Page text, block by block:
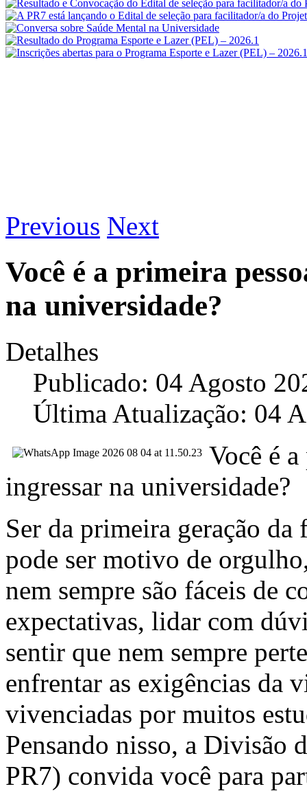
Previous Next
Você é a primeira
na universidade?
Detalhes
Publicado: 04 Agosto
Última Atualização: 04
Você é
ingressar na universidade?
Ser da primeira geração da
pode ser motivo de
nem sempre são fáceis de
expectativas, lidar com
sentir que nem sempre
enfrentar as exigências da
vivenciadas por muitos
Pensando nisso, a Divisão
PR7) convida você para